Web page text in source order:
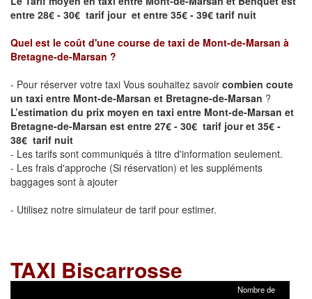
entre 28€ - 30€ tarif jour et entre 35€ - 39€ tarif nuit
Quel est le coût d'une course de taxi de Mont-de-Marsan à
Bretagne-de-Marsan ?
- Pour réserver votre taxi Vous souhaitez savoir combien coute
un taxi entre Mont-de-Marsan et Bretagne-de-Marsan ?
L’estimation du prix moyen en taxi entre Mont-de-Marsan et
Bretagne-de-Marsan est entre 27€ - 30€ tarif jour et 35€ -
38€ tarif nuit
- Les tarifs sont communiqués à titre d'information seulement.
- Les frais d'approche (Si réservation) et les suppléments
baggages sont à ajouter
- Utilisez notre simulateur de tarif pour estimer.
TAXI Biscarrosse
Nombre de